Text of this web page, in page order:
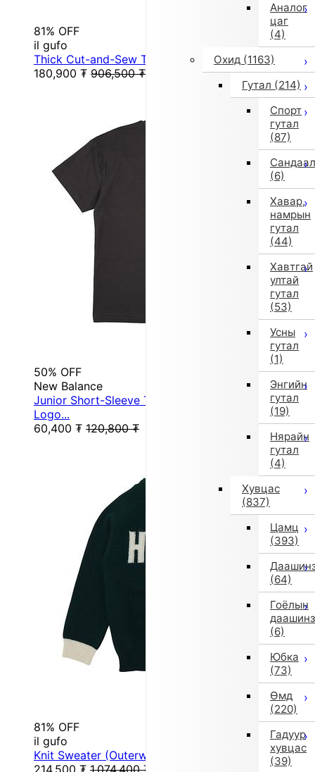
Аналог
цаг
(4)
Охид (1163)
Гутал (214)
Спорт
гутал
(87)
Сандаал
(6)
Хавар,
намрын
гутал
(44)
Хавтгай
ултай
гутал
(53)
Усны
гутал
(1)
Энгийн
гутал
(19)
Нярайн
гутал
(4)
Хувцас
(837)
Цамц
(393)
(64)
Гоёлын
даашинз
(6)
Юбка
(73)
Өмд
(220)
Гадуур
хувцас
(39)
81% OFF
il gufo
Thick Cut-and-Sew Trainer (105/110cm/Gray)
180,900 ₮ 906,500 ₮
50% OFF
New Balance
Junior Short-Sleeve T-Shirt NB DRY Stacked
Logo...
60,400 ₮ 120,800 ₮
81% OFF
il gufo
Knit Sweater (Outerwear) (Green)
214,500 ₮ 1,074,400 ₮